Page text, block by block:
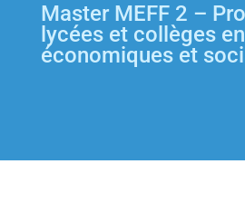
Master MEFF 2 –
lycées et collèges
économiques et